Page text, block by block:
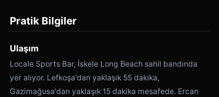
Pratik Bilgiler
Ulaşım
Locale Sports Bar, İskele Long Beach sahil bandında
yer alıyor. Lefkoşa'dan yaklaşık 55 dakika,
Gazimağusa'dan yaklaşık 15 dakika mesafede. Ercan